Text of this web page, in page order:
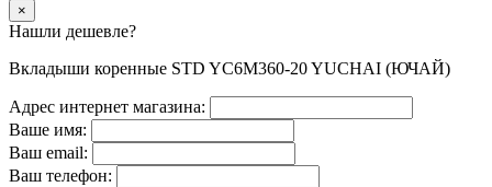
×
Нашли дешевле?
Вкладыши коренные STD YC6M360-20 YUCHAI (ЮЧАЙ)
Адрес интернет магазина:
Ваше имя:
Ваш email:
Ваш телефон: